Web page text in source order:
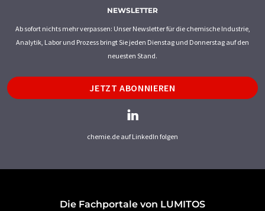
NEWSLETTER
Ab sofort nichts mehr verpassen: Unser Newsletter für die chemische Industrie,
Analytik, Labor und Prozess bringt Sie jeden Dienstag und Donnerstag auf den
neuesten Stand.
JETZT ABONNIEREN
chemie.de auf LinkedIn folgen
Die Fachportale von LUMITOS